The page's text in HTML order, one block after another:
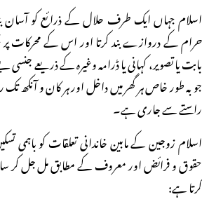
اسلام جہاں ایک طرف حلال کے ذرائع کو آسان
حرام کے دروازے بند کرتا اور اس کے محرکات پر
بابت یا تصویر، کہانی یا ڈرامہ وغیرہ کے ذریعے
جو بہ طور خاص ہر گھر میں داخل اور ہر کان و آنکھ
راستے سے جاری ہے۔
اسلام زوجین کے مابین خاندانی تعلقات کو باہمی
حقوق و فرائض اور معروف کے مطابق مل جل کر
کرتا ہے: